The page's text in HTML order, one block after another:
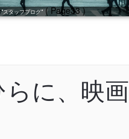
スタッフブログ"( Page33 )
に、映画